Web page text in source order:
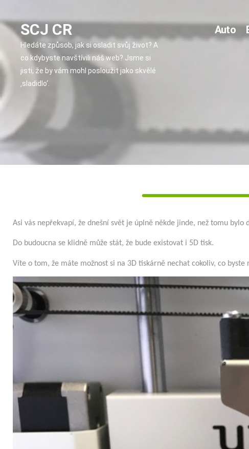
contentSCJ CR
Hledáte způsob, jak si osladit svůj život? A
co kdybyste navštívili náš web? Jsme si
jisti, že by vám mohl posloužit jako skvělé
‚sladidlo‘.
Auto
Asi vás nepřekvapí, že dnešní svět je úplně někde jinde, než tomu
Do budoucna se klidně může stát, že bude existovat i 5D tisk.
Víte o tom, že máte možnost si na 3D tiskárně nechat cokoliv, co